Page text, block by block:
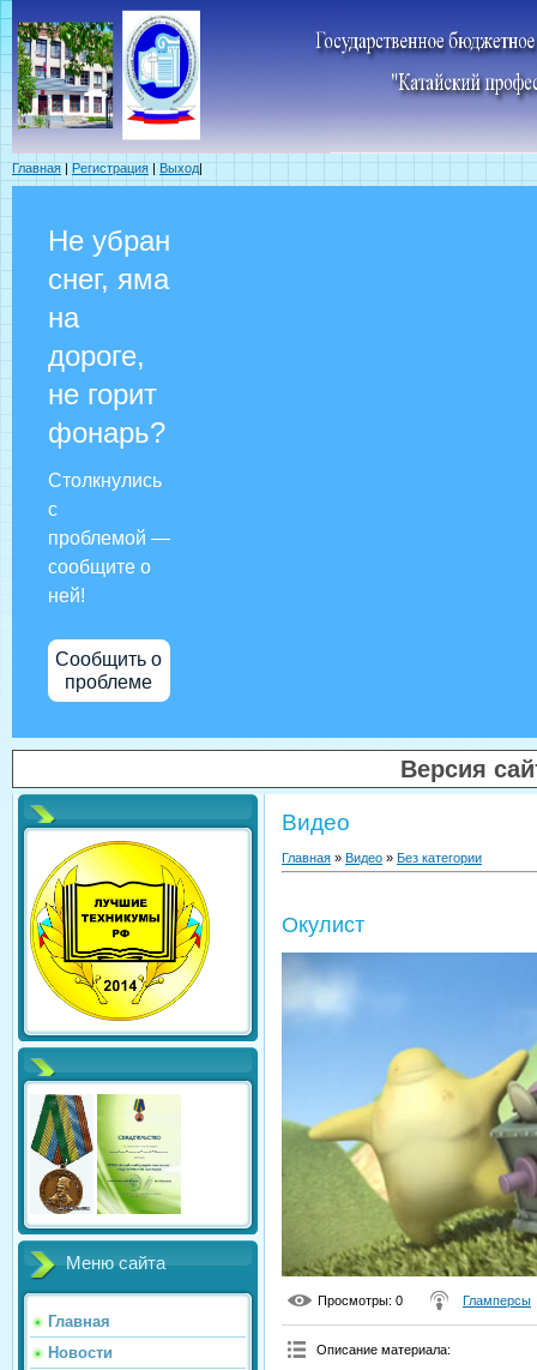
Главная | Регистрация | Выход|
Не убран
снег, яма
на
дороге,
не горит
фонарь?
Столкнулись
с
проблемой —
сообщите о
ней!
Сообщить о
проблеме
Версия
Меню сайта
Главная
Новости
Видео
Главная » Видео » Без категории
Окулист
Просмотры: 0 Гламперсы
Описание материала: